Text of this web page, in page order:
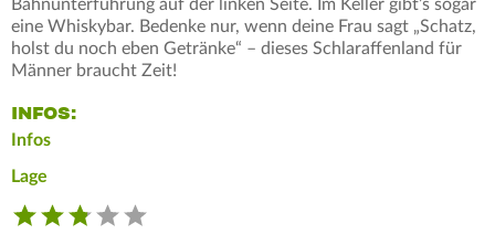
Bahnunterführung auf der linken Seite. Im Keller gibt’s sogar
eine Whiskybar. Bedenke nur, wenn deine Frau sagt „Schatz,
holst du noch eben Getränke“ – dieses Schlaraffenland für
Männer braucht Zeit!
INFOS:
Infos
Lage